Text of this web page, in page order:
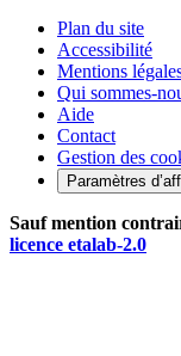
Plan du site
Accessibilité
Mentions
Qui sommes-
Aide
Contact
Gestion des
Paramètres
Sauf mention
licence etalab-2.0